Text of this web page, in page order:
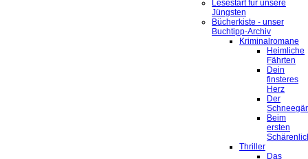
Lesestart für unsere
Jüngsten
Bücherkiste - unser
Buchtipp-Archiv
Kriminalromane
Heimliche
Fährten
Dein
finsteres
Herz
Der
Beim
ersten
Thriller
Das